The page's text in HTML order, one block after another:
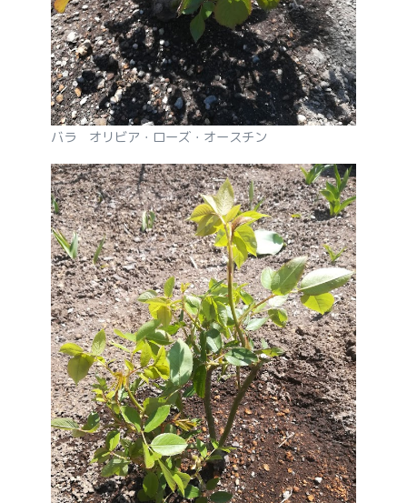
バラ オリビア・ローズ・オースチン